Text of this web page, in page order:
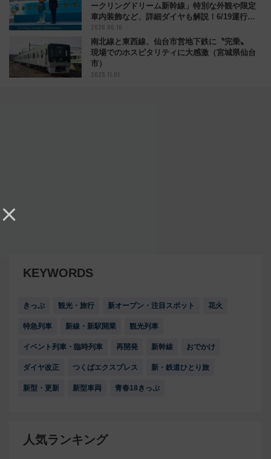
ークリングドリーム新幹線」特別な外観や限定
車内装飾など、詳細ダイヤも解説！6/19運行開
始
2026.06.16
南北線と東西線、仙台市営地下鉄に〝完乗〟
現場でのホスピタリティに大感激（宮城県仙台
市）
2025.11.01
KEYWORDS
きっぷ 観光・旅行 新オープン・注目スポット 花火
特急列車 新線・新駅開業 観光列車
イベント列車・臨時列車 再開発 新幹線 おでかけ
ダイヤ改正 つくばエクスプレス 新・鉄道ひとり旅
新型・更新 新型車両 青春18きっぷ
人気ランキング